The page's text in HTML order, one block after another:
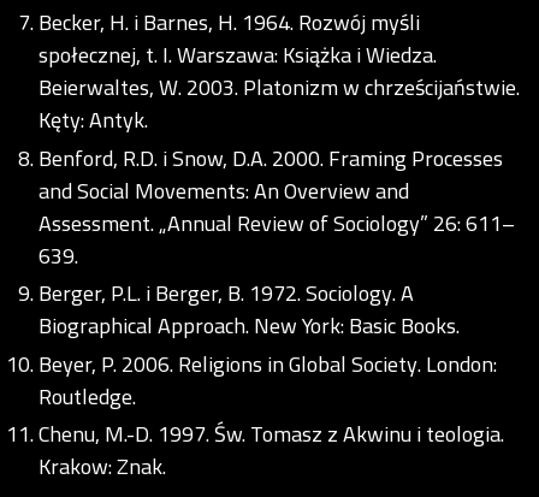
Becker, H. i Barnes, H. 1964. Rozwój myśli
społecznej, t. I. Warszawa: Książka i Wiedza.
Beierwaltes, W. 2003. Platonizm w chrześcijaństwie.
Kęty: Antyk.
Benford, R.D. i Snow, D.A. 2000. Framing Processes
and Social Movements: An Overview and
Assessment. „Annual Review of Sociology” 26: 611–
639.
Berger, P.L. i Berger, B. 1972. Sociology. A
Biographical Approach. New York: Basic Books.
Beyer, P. 2006. Religions in Global Society. London:
Routledge.
Chenu, M.-D. 1997. Św. Tomasz z Akwinu i teologia.
Krakow: Znak.